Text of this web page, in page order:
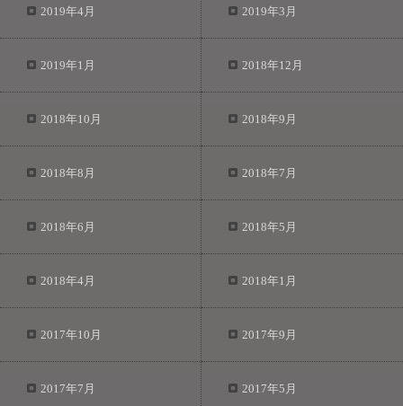
2019年4月 2019年3月
2019年1月 2018年12月
2018年10月 2018年9月
2018年8月 2018年7月
2018年6月 2018年5月
2018年4月 2018年1月
2017年10月 2017年9月
2017年7月 2017年5月